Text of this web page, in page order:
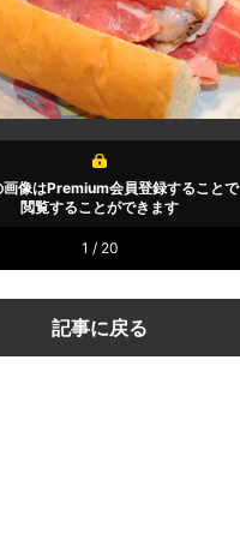
画像はPremium会員登録することで
閲覧することができます
1 / 20
記事に戻る